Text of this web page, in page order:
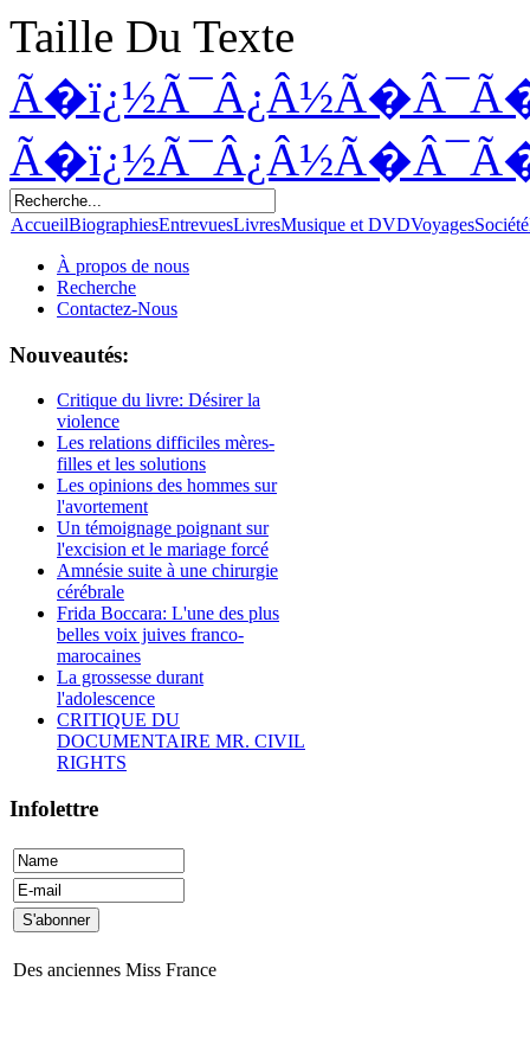
Taille Du Texte
AccueilBiographiesEntrevuesLivresMusique et DVDVoyagesSociété
À propos de nous
Recherche
Contactez-Nous
Nouveautés:
Critique du livre: Désirer la
violence
Les relations difficiles mères-
filles et les solutions
Les opinions des hommes sur
l'avortement
Un témoignage poignant sur
l'excision et le mariage forcé
Amnésie suite à une chirurgie
cérébrale
Frida Boccara: L'une des plus
belles voix juives franco-
marocaines
La grossesse durant
l'adolescence
CRITIQUE DU
DOCUMENTAIRE MR. CIVIL
RIGHTS
Infolettre
Des anciennes Miss France